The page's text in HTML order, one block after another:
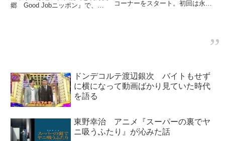
郷 Good Jobニッポン』で、い
コーナーをスタート。初回は永六
タレントさんをインタビューし...
ドンデコルテ渡辺銀次 バイトもせず
に横になって動画ばかり見ていた時代
を語る
東野幸治 アニメ『スーパーの裏でヤ
ニ吸うふたり』が沁みた話